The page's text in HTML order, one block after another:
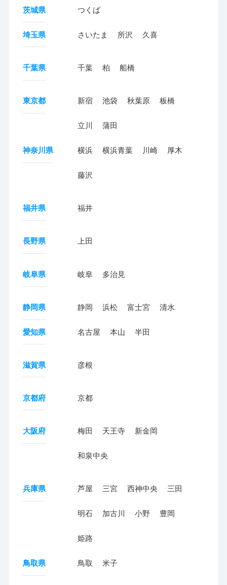
茨城県 つくば
埼玉県 さいたま 所沢 久喜
千葉県 千葉 柏 船橋
東京都 新宿 池袋 秋葉原 板橋
立川 蒲田
神奈川県 横浜 横浜青葉 川崎 厚木
藤沢
福井県 福井
長野県 上田
岐阜県 岐阜 多治見
静岡県 静岡 浜松 富士宮 清水
愛知県 名古屋 本山 半田
滋賀県 彦根
京都府 京都
大阪府 梅田 天王寺 新金岡
和泉中央
兵庫県 芦屋 三宮 西神中央 三田
明石 加古川 小野 豊岡
姫路
鳥取県 鳥取 米子